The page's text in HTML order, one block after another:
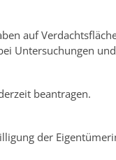
auf
Untersuchungen
beantragen.
der